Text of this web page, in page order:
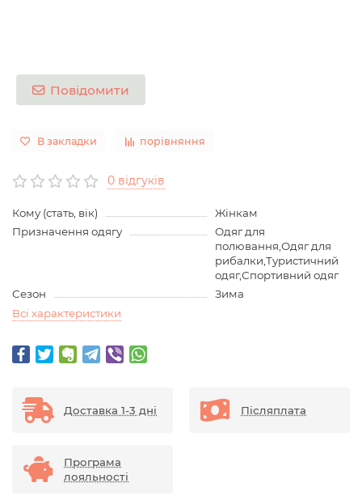
Повідомити
В закладки порівняння
0 відгуків
Кому (стать, вік)
Жінкам
Призначення одягу
Одяг для
полювання,Одяг для
рибалки,Туристичний
одяг,Спортивний одяг
Сезон
Зима
Всі характеристики
Доставка 1-3 дні Післяплата
Програма
лояльності